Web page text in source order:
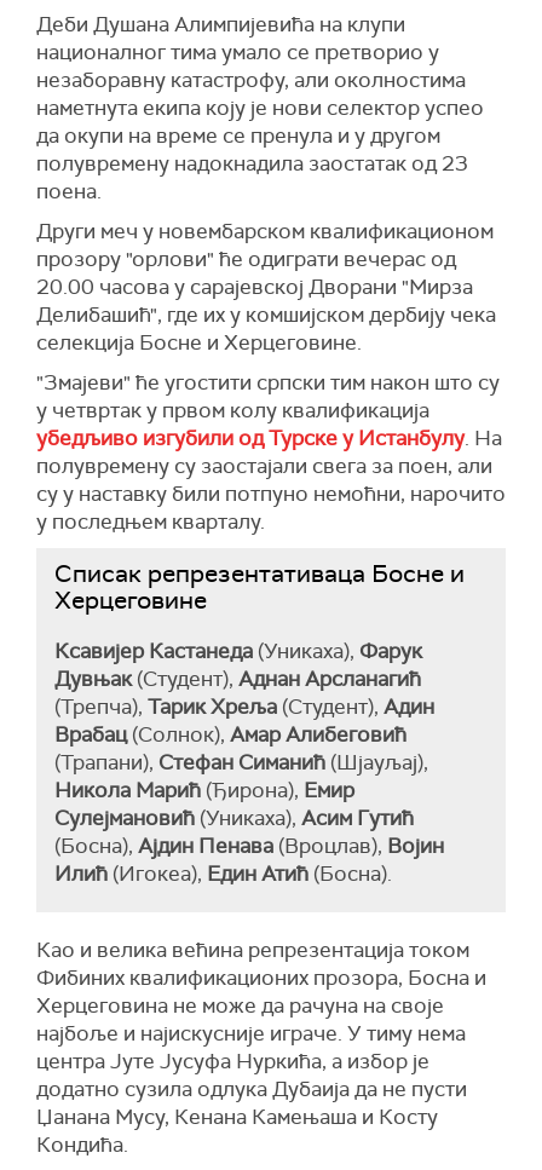
Деби Душана Алимпијевића на клупи
националног тима умало се претворио у
незаборавну катастрофу, али околностима
наметнута екипа коју је нови селектор успео
да окупи на време се пренула и у другом
полувремену надокнадила заостатак од 23
поена.
Други меч у новембарском квалификационом
прозору "орлови" ће одиграти вечерас од
20.00 часова у сарајевској Дворани "Мирза
Делибашић", где их у комшијском дербију чека
селекција Босне и Херцеговине.
"Змајеви" ће угостити српски тим након што су
у четвртак у првом колу квалификација
убедљиво изгубили од Турске у Истанбулу. На
полувремену су заостајали свега за поен, али
су у наставку били потпуно немоћни, нарочито
у последњем кварталу.
Списак репрезентативаца Босне и
Херцеговине
Ксавијер Кастанеда (Уникаха), Фарук
Дувњак(Студент), Аднан Арсланагић
(Трепча), Тарик Хреља (Студент), Адин
Врабац(Солнок), Амар Алибеговић
(Трапани), Стефан Симанић (Шјауљај),
Никола Марић (Ђирона), Емир
Сулејмановић (Уникаха), Асим Гутић
(Босна), Ајдин Пенава (Вроцлав), Војин
Илић (Игокеа), Един Атић (Босна).
Као и велика већина репрезентација током
Фибиних квалификационих прозора, Босна и
Херцеговина не може да рачуна на своје
најбоље и најискусније играче. У тиму нема
центра Јуте Јусуфа Нуркића, а избор је
додатно сузила одлука Дубаија да не пусти
Џанана Мусу, Кенана Камењаша и Косту
Кондића.